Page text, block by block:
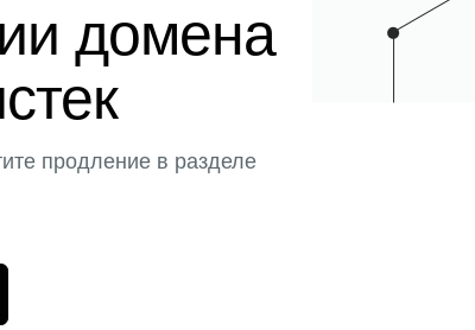
домена
продление в разделе